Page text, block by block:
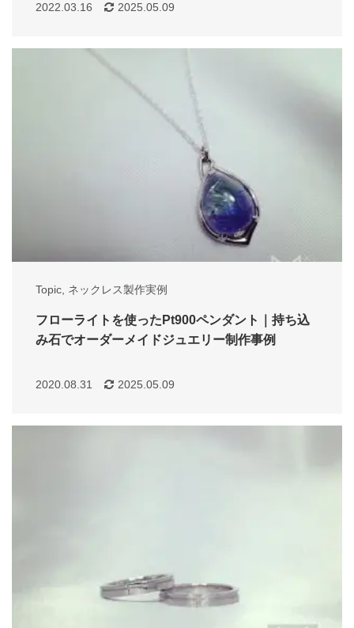
2022.03.16 2025.05.09
Topic ネックレス製作実例
フローライトを使ったPt900ペンダント｜持ち込
み石でオーダーメイドジュエリー制作事例
2020.08.31 2025.05.09